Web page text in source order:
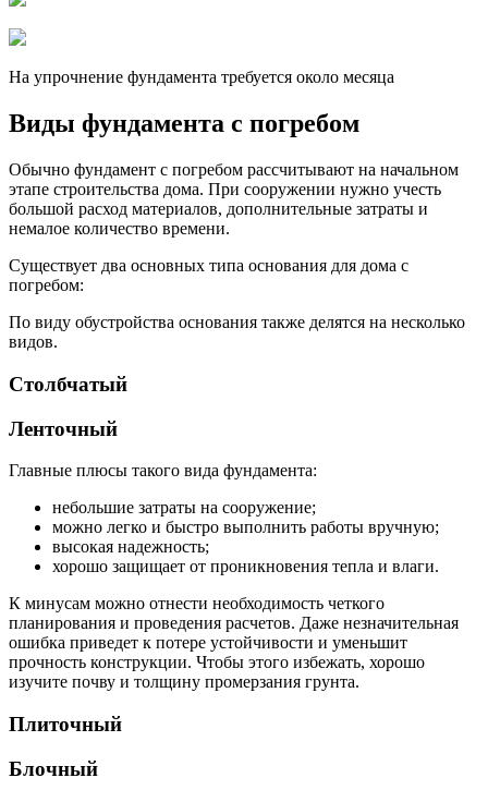
На упрочнение фундамента требуется около месяца
Виды фундамента с погребом
Обычно фундамент с погребом рассчитывают на начальном
этапе строительства дома. При сооружении нужно учесть
большой расход материалов, дополнительные затраты и
немалое количество времени.
Существует два основных типа основания для дома с
погребом:
По виду обустройства основания также делятся на несколько
видов.
Столбчатый
Ленточный
Главные плюсы такого вида фундамента:
небольшие затраты на сооружение;
можно легко и быстро выполнить работы вручную;
высокая надежность;
хорошо защищает от проникновения тепла и влаги.
К минусам можно отнести необходимость четкого
планирования и проведения расчетов. Даже незначительная
ошибка приведет к потере устойчивости и уменьшит
прочность конструкции. Чтобы этого избежать, хорошо
изучите почву и толщину промерзания грунта.
Плиточный
Блочный